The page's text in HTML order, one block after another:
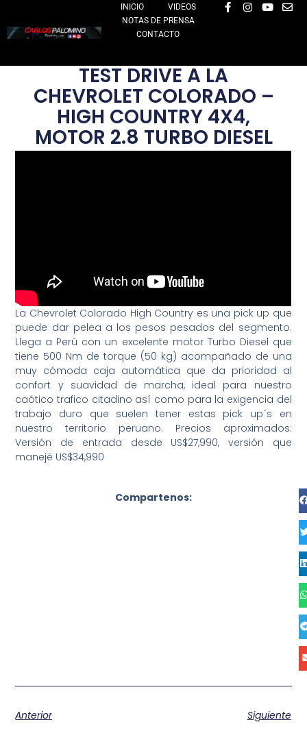
al
contenido
INICIO
VIDEOS
NOTAS DE PRENSA
CONTACTO
F
a
o
k
-
f
I
n
r
m
Y
o
e
E
n
p
TEST DRIVE A LA
CHEVROLET COLORADO –
HIGH COUNTRY 4X4,
MOTOR 2.8 TURBO DIESEL
La Chevrolet Colorado High Country es una pick up que
puede dar pelea a los pesos pesados del segmento.
Llega a Perú con un excelente motor Turbo Diesel que
tiene 500 Nm de torque (50 kg) acompañado de una
muy cómoda caja automática que da prioridad al
confort y suavidad de marcha, ideal para nuestro
caótico trafico citadino así como para la exigencia del
trabajo duro que suelen tener estas pick up´s en
nuestro territorio peruano. Precios aproximados:
Versión de entrada desde US$27,990, versión que
manejé US$34,990
Compartenos:
Anterior Siguiente